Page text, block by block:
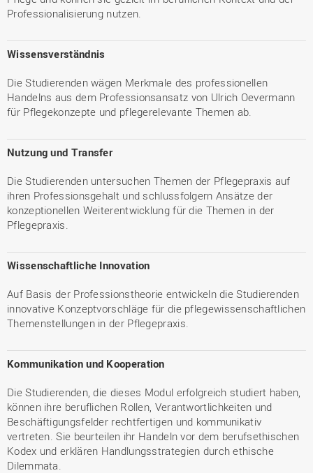
Professionalisierung nutzen.
Wissensverständnis
Die Studierenden wägen Merkmale des professionellen
Handelns aus dem Professionsansatz von Ulrich Oevermann
für Pflegekonzepte und pflegerelevante Themen ab.
Nutzung und Transfer
Die Studierenden untersuchen Themen der Pflegepraxis auf
ihren Professionsgehalt und schlussfolgern Ansätze der
konzeptionellen Weiterentwicklung für die Themen in der
Pflegepraxis.
Wissenschaftliche Innovation
Auf Basis der Professionstheorie entwickeln die Studierenden
innovative Konzeptvorschläge für die pflegewissenschaftlichen
Themenstellungen in der Pflegepraxis.
Kommunikation und Kooperation
Die Studierenden, die dieses Modul erfolgreich studiert haben,
können ihre beruflichen Rollen, Verantwortlichkeiten und
Beschäftigungsfelder rechtfertigen und kommunikativ
vertreten. Sie beurteilen ihr Handeln vor dem berufsethischen
Kodex und erklären Handlungsstrategien durch ethische
Dilemmata.